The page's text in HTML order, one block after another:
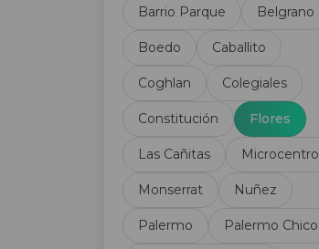
Barrio Parque Belgrano
Boedo Caballito
Coghlan Colegiales
Constitución Flores
Las Cañitas Microcentro
Monserrat Nuñez
Palermo Palermo Chico